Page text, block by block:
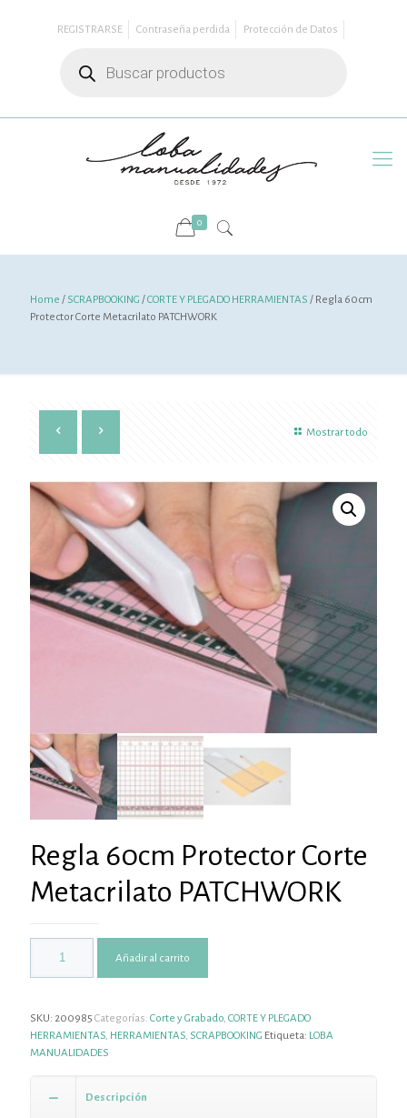
REGISTRARSE Contraseña perdida
Protección de Datos
productos
0
Home / SCRAPBOOKING /CORTE Y PLEGADO HERRAMIENTAS / Regla 60cm
Protector Corte Metacrilato PATCHWORK
Mostrar todo
Regla 60cm Protector Corte
Metacrilato PATCHWORK
Añadir al carrito
SKU: 200985 Categorías: Corte y Grabado, CORTE Y PLEGADO
HERRAMIENTAS, HERRAMIENTAS, SCRAPBOOKING Etiqueta: LOBA
MANUALIDADES
Descripción